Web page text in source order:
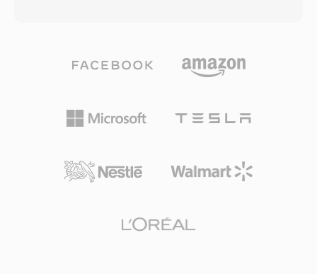
aproximadamente 1 GB para acomodar os
requisitos do sistema de arquivos UDF, com
arquivos de forma contínua. O formato
PAL (720x576) em taxas de bits de até 9,8
Mbps para áudio é vídeo combinados. A
é navegação em um único program stream
descartar informações de áudio abaixo do
arquivos compactos sem perda de qualidade
perceptível. O AC3 tornou-se o padrão de
amplamente utilizado em discos Blu-ray,
primaria é a capacidade de som surround